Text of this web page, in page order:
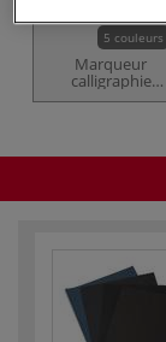
5 couleurs
Marqueur
calligraphie
Edding 753